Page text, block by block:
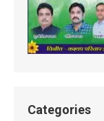
Categories